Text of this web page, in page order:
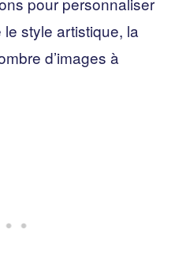
style artistique, la
d’images à